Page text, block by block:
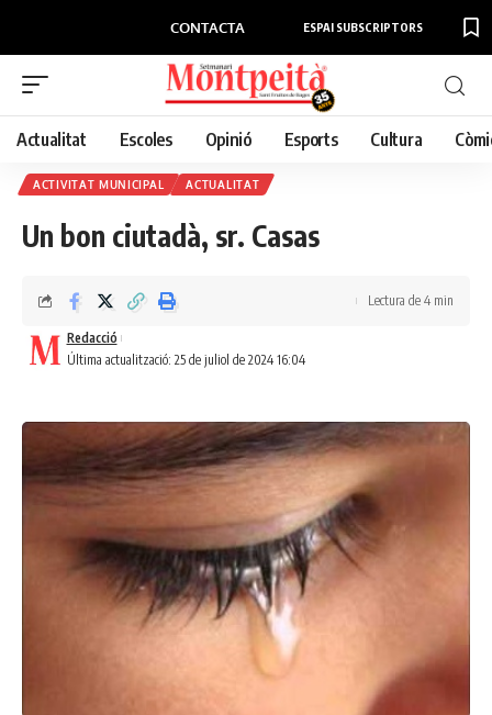
CONTACTA ESPAI SUBSCRIPTORS
Actualitat Escoles Opinió Esports Cultura
ACTIVITAT MUNICIPAL ACTUALITAT
Un bon ciutadà, sr. Casas
Última actualització: 25 de juliol de 2024 16:04
Redacció
Lectura de 4 min